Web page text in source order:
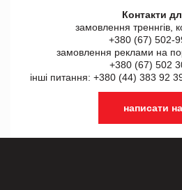
Контакти
замовлення треннгів,
+380 (67) 502-
замовлення реклами на
+380 (67) 502
інші питання: +380 (44) 383 92
написати